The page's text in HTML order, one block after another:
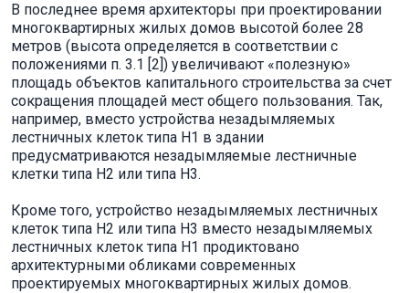
В последнее время архитекторы при проектировании
многоквартирных жилых домов высотой более 28
метров (высота определяется в соответствии с
положениями п. 3.1 [2]) увеличивают «полезную»
площадь объектов капитального строительства за счет
сокращения площадей мест общего пользования. Так,
например, вместо устройства незадымляемых
лестничных клеток типа Н1 в здании
предусматриваются незадымляемые лестничные
клетки типа Н2 или типа Н3.
Кроме того, устройство незадымляемых лестничных
клеток типа Н2 или типа Н3 вместо незадымляемых
лестничных клеток типа Н1 продиктовано
архитектурными обликами современных
проектируемых многоквартирных жилых домов.